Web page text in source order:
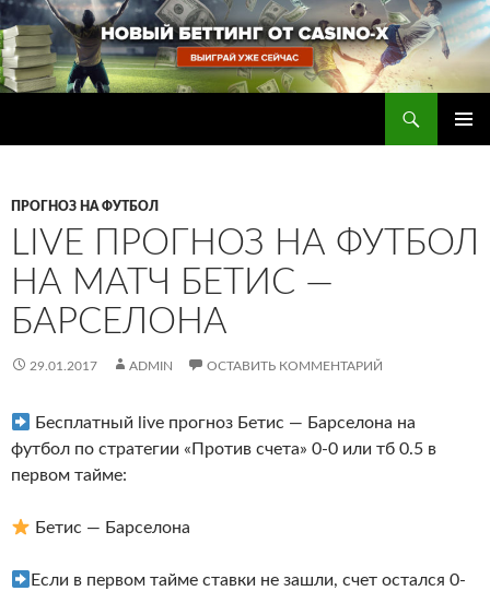
Перейти
к
содержимому
ПРОГНОЗ НА ФУТБОЛ
LIVE ПРОГНОЗ НА ФУТБОЛ
НА МАТЧ БЕТИС —
БАРСЕЛОНА
29.01.2017 ADMIN ОСТАВИТЬ КОММЕНТАРИЙ
Бесплатный live прогноз Бетис — Барселона на
футбол по стратегии «Против счета» 0-0 или тб 0.5 в
первом тайме:
Бетис — Барселона
Если в первом тайме ставки не зашли, счет остался 0-